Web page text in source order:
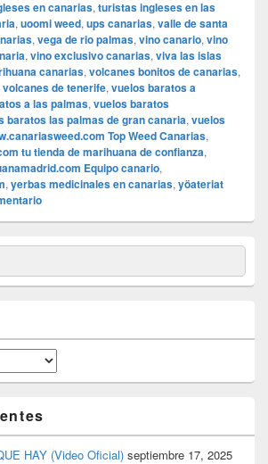
en canarias, turistas ingleses en las
, uoomi weed, ups canarias, valle de santa
, vega de rio palmas, vino canario, vino
, vino exclusivo canarias, viva las islas
canarias, volcanes bonitos de canarias,
volcanes de tenerife, vuelos baratos a
a las palmas, vuelos baratos
baratos las palmas de gran canaria, vuelos
Top Weed Canarias,
tu tienda de marihuana de confianza,
Equipo canario,
, yerbas medicinales en canarias, yöateriat
HAY (Video Oficial) septiembre 17, 2025